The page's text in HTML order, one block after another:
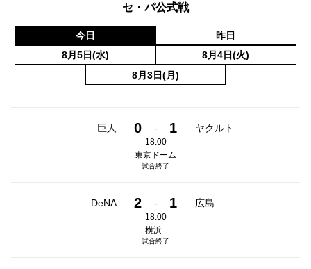
セ・パ公式戦
今日
昨日
8月5日(水)
8月4日(火)
8月3日(月)
巨人 0 - 1 ヤクルト
18:00
東京ドーム
試合終了
DeNA 2 - 1 広島
18:00
横浜
試合終了